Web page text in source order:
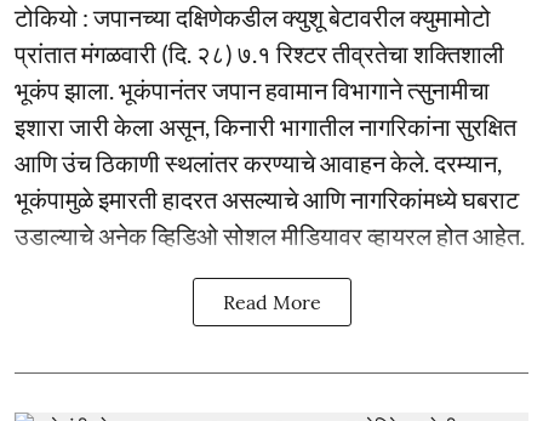
टोकियो : जपानच्या दक्षिणेकडील क्युशू बेटावरील क्युमामोटो
प्रांतात मंगळवारी (दि. २८) ७.१ रिश्टर तीव्रतेचा शक्तिशाली
भूकंप झाला. भूकंपानंतर जपान हवामान विभागाने त्सुनामीचा
इशारा जारी केला असून, किनारी भागातील नागरिकांना सुरक्षित
आणि उंच ठिकाणी स्थलांतर करण्याचे आवाहन केले. दरम्यान,
भूकंपामुळे इमारती हादरत असल्याचे आणि नागरिकांमध्ये घबराट
उडाल्याचे अनेक व्हिडिओ सोशल मीडियावर व्हायरल होत आहेत.
Read More